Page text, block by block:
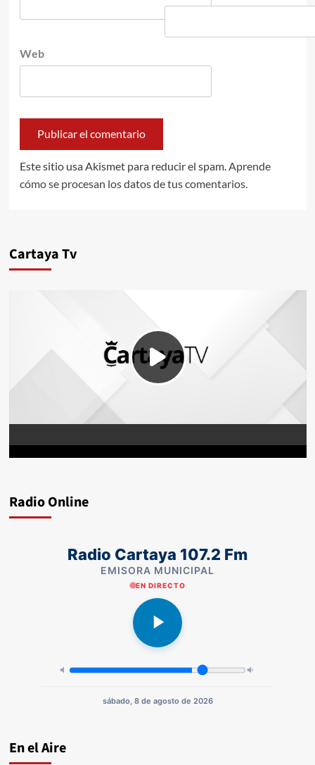
Web
Este sitio usa Akismet para reducir el spam. Aprende
cómo se procesan los datos de tus comentarios.
Cartaya Tv
Radio Online
Radio Cartaya 107.2 Fm
EMISORA MUNICIPAL
EN DIRECTO
sábado, 8 de agosto de 2026
En el Aire